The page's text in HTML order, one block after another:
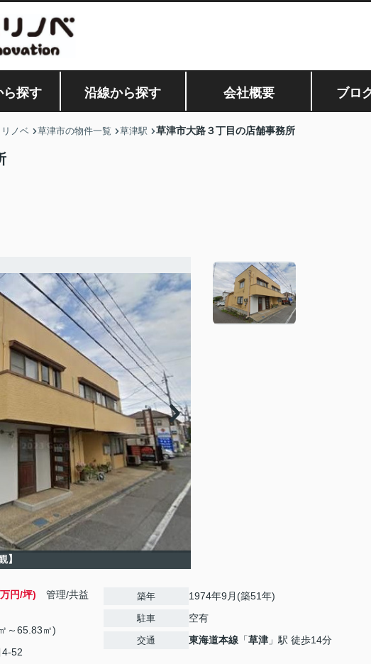
ら探す 沿線から探す 会社概要 ブロ
ノベ 草津市の物件一覧 草津駅 草津市大路３丁目の店舗事務所
】
円/坪) 管理/共益
～65.83㎡)
4-52
築年 1974年9月(築51年)
駐車 空有
交通 東海道本線 「草津 」駅 徒歩14分